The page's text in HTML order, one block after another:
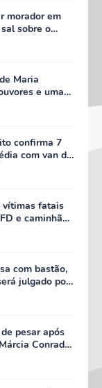
morador em
sobre o
Maria
e uma
da família
confirma 7
com van do
oficial
vítimas fatais
e caminhão
com bastão,
julgado por
pesar após
Conrado
em Serra